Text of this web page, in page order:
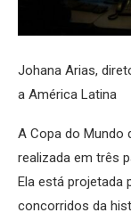
Johana Arias,
a América Latina
A Copa do Mundo
realizada em três
Ela está
concorridos da